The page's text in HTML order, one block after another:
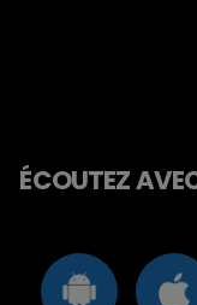
ÉCOUTEZ